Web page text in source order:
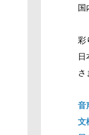
国
彩
さ
音
文